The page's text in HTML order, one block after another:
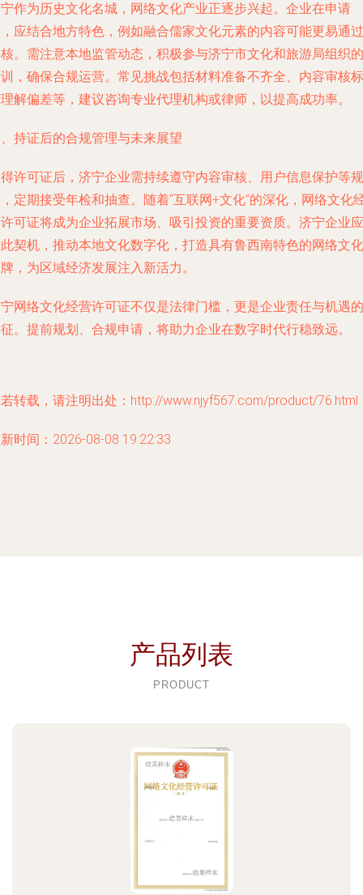
作为历史文化名城，网络文化产业正逐步兴起。企业在申请
应结合地方特色，例如融合儒家文化元素的内容可能更易通过
。需注意本地监管动态，积极参与济宁市文化和旅游局组织的
，确保合规运营。常见挑战包括材料准备不齐全、内容审核标
解偏差等，建议咨询专业代理机构或律师，以提高成功率。
持证后的合规管理与未来展望
许可证后，济宁企业需持续遵守内容审核、用户信息保护等规
定期接受年检和抽查。随着“互联网+文化”的深化，网络文化
可证将成为企业拓展市场、吸引投资的重要资质。济宁企业应
契机，推动本地文化数字化，打造具有鲁西南特色的网络文化
，为区域经济发展注入新活力。
网络文化经营许可证不仅是法律门槛，更是企业责任与机遇的
。提前规划、合规申请，将助力企业在数字时代行稳致远。
转载，请注明出处：http://www.njyf567.com/product/76.html
时间：2026-08-08 19:22:33
产品列表
PRODUCT